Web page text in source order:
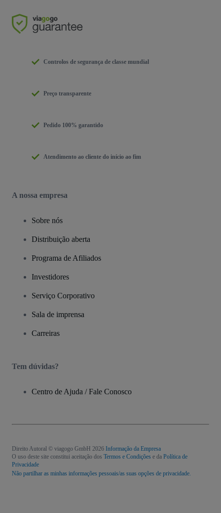
Controlos de segurança de classe mundial
Preço transparente
Pedido 100% garantido
Atendimento ao cliente do início ao fim
A nossa empresa
Sobre nós
Distribuição aberta
Programa de Afiliados
Investidores
Serviço Corporativo
Sala de imprensa
Carreiras
Tem dúvidas?
Centro de Ajuda / Fale Conosco
Direito Autoral © viagogo GmbH 2026 Informação da Empresa
O uso deste site constitui aceitação dos Termos e Condições e da Política de
Privacidade
Não partilhar as minhas informações pessoais/as suas opções de privacidade.